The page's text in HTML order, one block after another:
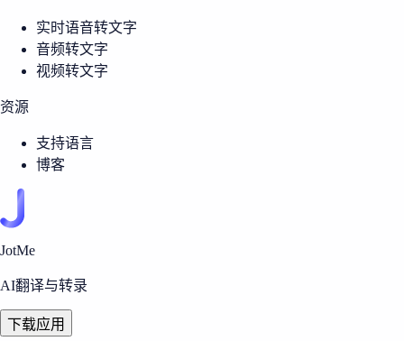
实时语音转文字
音频转文字
视频转文字
资源
支持语言
博客
JotMe
AI翻译与转录
下载应用